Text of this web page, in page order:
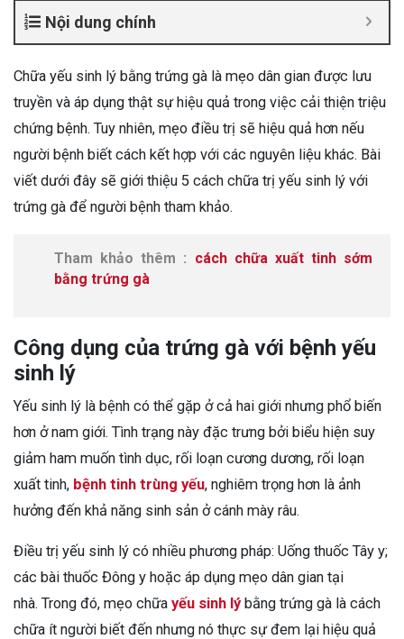
Nội dung chính
Chữa yếu sinh lý bằng trứng gà là mẹo dân gian được lưu
truyền và áp dụng thật sự hiệu quả trong việc cải thiện triệu
chứng bệnh. Tuy nhiên, mẹo điều trị sẽ hiệu quả hơn nếu
người bệnh biết cách kết hợp với các nguyên liệu khác. Bài
viết dưới đây sẽ giới thiệu 5 cách chữa trị yếu sinh lý với
trứng gà để người bệnh tham khảo.
Tham khảo thêm : cách chữa xuất tinh sớm
bằng trứng gà
Công dụng của trứng gà với bệnh yếu
sinh lý
Yếu sinh lý là bệnh có thể gặp ở cả hai giới nhưng phổ biến
hơn ở nam giới. Tình trạng này đặc trưng bởi biểu hiện suy
giảm ham muốn tình dục, rối loạn cương dương, rối loạn
xuất tinh, bệnh tinh trùng yếu, nghiêm trọng hơn là ảnh
hưởng đến khả năng sinh sản ở cánh mày râu.
Điều trị yếu sinh lý có nhiều phương pháp: Uống thuốc Tây y;
các bài thuốc Đông y hoặc áp dụng mẹo dân gian tại
nhà. Trong đó, mẹo chữa yếu sinh lýbằng trứng gà là cách
chữa ít người biết đến nhưng nó thực sự đem lại hiệu quả